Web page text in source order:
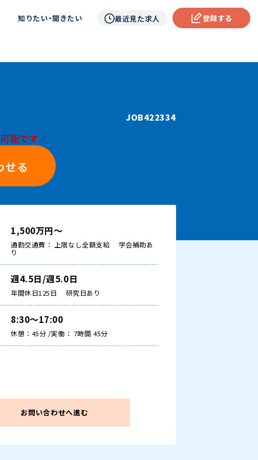
知りたい・聞きたい 最近見た求人 登録する
JOB422334
能です／
せる
1,500万円～
通勤交通費： 上限なし全額支給 学会補助あ
り
週4.5日/週5.0日
年間休日125日 研究日あり
8:30～17:00
休憩：45分 /実働： 7時間 45分
お問い合わせへ進む